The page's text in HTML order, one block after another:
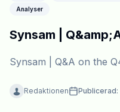
Analyser
Synsam |
Synsam | Q&A on the
Redaktionen Publicerad: